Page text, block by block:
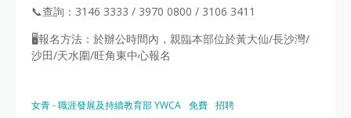
📞查詢：3146 3333 / 3970 0800 / 3106 3411
🖥報名方法：於辦公時間內，親臨本部位於黃大仙/長沙灣/
沙田/天水圍/旺角東中心報名
女青 - 職涯發展及持續教育部 YWCA 免費 招聘